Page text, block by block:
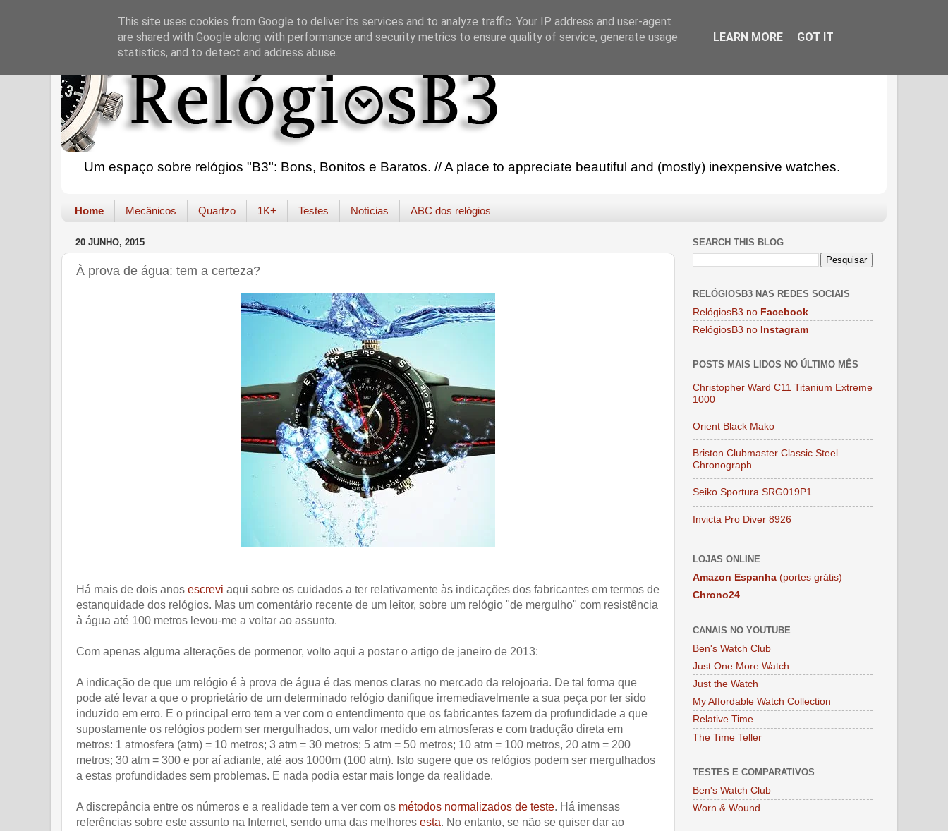
Um espaço sobre relógios "B3": Bons, Bonitos e Baratos. // A place to appreciate beautiful and (mostly) inexpensive watches.
Home Mecânicos Quartzo 1K+ Testes Notícias ABC dos relógios
20 JUNHO, 2015
À prova de água: tem a certeza?
Há mais de dois anos escrevi aqui sobre os cuidados a ter relativamente às indicações dos fabricantes em termos de
estanquidade dos relógios. Mas um comentário recente de um leitor, sobre um relógio "de mergulho" com resistência
à água até 100 metros levou-me a voltar ao assunto.
Com apenas alguma alterações de pormenor, volto aqui a postar o artigo de janeiro de 2013:
A indicação de que um relógio é à prova de água é das menos claras no mercado da relojoaria. De tal forma que
pode até levar a que o proprietário de um determinado relógio danifique irremediavelmente a sua peça por ter sido
induzido em erro. E o principal erro tem a ver com o entendimento que os fabricantes fazem da profundidade a que
supostamente os relógios podem ser mergulhados, um valor medido em atmosferas e com tradução direta em
metros: 1 atmosfera (atm) = 10 metros; 3 atm = 30 metros; 5 atm = 50 metros; 10 atm = 100 metros, 20 atm = 200
metros; 30 atm = 300 e por aí adiante, até aos 1000m (100 atm). Isto sugere que os relógios podem ser mergulhados
a estas profundidades sem problemas. E nada podia estar mais longe da realidade.
A discrepância entre os números e a realidade tem a ver com os métodos normalizados de teste. Há imensas
referências sobre este assunto na Internet, sendo uma das melhores esta. No entanto, se não se quiser dar ao
SEARCH THIS BLOG
RELÓGIOSB3 NAS REDES SOCIAIS
RelógiosB3 no Facebook
RelógiosB3 no Instagram
POSTS MAIS LIDOS NO ÚLTIMO MÊS
Christopher Ward C11 Titanium Extreme
1000
Orient Black Mako
Briston Clubmaster Classic Steel
Chronograph
Seiko Sportura SRG019P1
Invicta Pro Diver 8926
LOJAS ONLINE
Amazon Espanha (portes grátis)
Chrono24
CANAIS NO YOUTUBE
Ben's Watch Club
Just One More Watch
Just the Watch
My Affordable Watch Collection
Relative Time
The Time Teller
TESTES E COMPARATIVOS
Ben's Watch Club
Worn & Wound
This site uses cookies from Google to deliver its services and to analyze traffic. Your IP address and user-agent
are shared with Google along with performance and security metrics to ensure quality of service, generate usage
statistics, and to detect and address abuse.
LEARN MORE GOT IT